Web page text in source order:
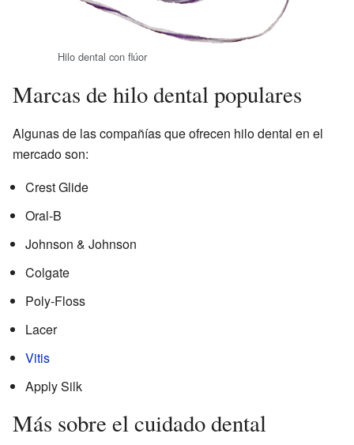
Hilo dental con flúor
Marcas de hilo dental populares
Algunas de las compañías que ofrecen hilo dental en el
mercado son:
Crest Glide
Oral-B
Johnson & Johnson
Colgate
Poly-Floss
Lacer
Vitis
Apply Silk
Más sobre el cuidado dental